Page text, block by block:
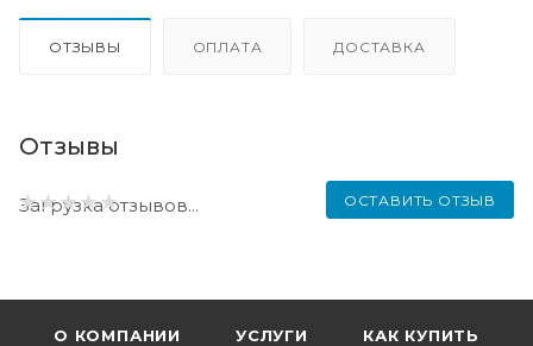
ОТЗЫВЫ ОПЛАТА ДОСТАВКА
Отзывы
ОСТАВИТЬ ОТЗЫВ
Загрузка отзывов...
О КОМПАНИИ УСЛУГИ КАК КУПИТЬ